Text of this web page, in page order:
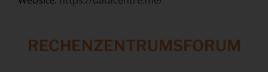
RECHENZENTRUMSFORUM